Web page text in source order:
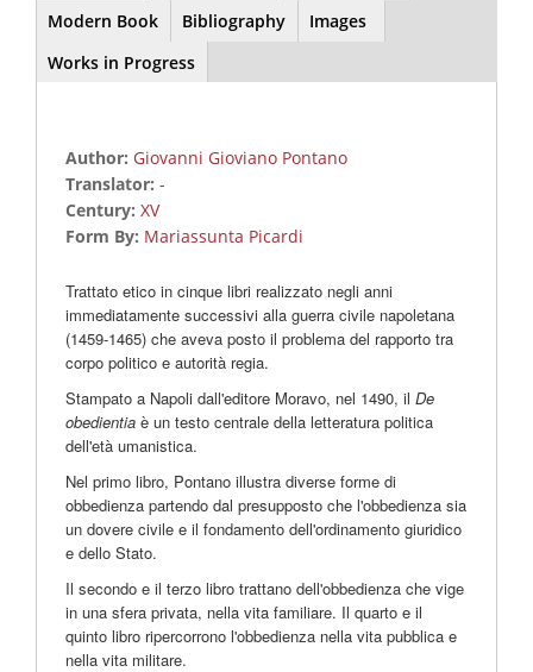
tab)
Modern Book
Bibliography
Images
Works in Progress
Author: Giovanni Gioviano Pontano
Translator: -
Century: XV
Form By: Mariassunta Picardi
Trattato etico in cinque libri realizzato negli anni
immediatamente successivi alla guerra civile napoletana
(1459-1465) che aveva posto il problema del rapporto tra
corpo politico e autorità regia.
Stampato a Napoli dall'editore Moravo, nel 1490, il De
obedientia è un testo centrale della letteratura politica
dell'età umanistica.
Nel primo libro, Pontano illustra diverse forme di
obbedienza partendo dal presupposto che l'obbedienza sia
un dovere civile e il fondamento dell'ordinamento giuridico
e dello Stato.
Il secondo e il terzo libro trattano dell'obbedienza che vige
in una sfera privata, nella vita familiare. Il quarto e il
quinto libro ripercorrono l'obbedienza nella vita pubblica e
nella vita militare.